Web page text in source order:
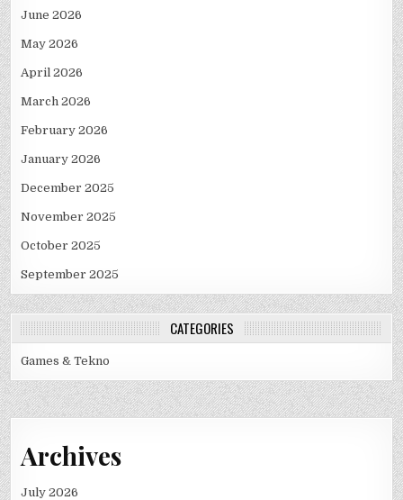
June 2026
May 2026
April 2026
March 2026
February 2026
January 2026
December 2025
November 2025
October 2025
September 2025
CATEGORIES
Games & Tekno
Archives
July 2026